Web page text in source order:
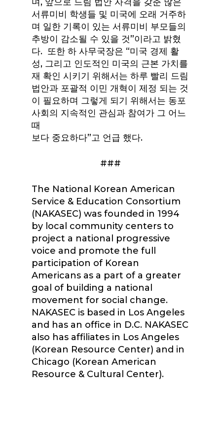
서류미비 학생들 및 미국에 오래 거주하
며 일한 기록이 있는 서류미비 부모들의
추방이 감소될 수 있을 것”이라고 밝혔
다. 또한 하 사무국장은 “미국 경제 활
성, 그리고 인도적인 미국의 근본 가치를
재 확인 시키기 위해서는 하루 빨리 드림
법안과 포괄적 이민 개혁이 제정 되는 것
이 필요하며 그렇게 되기 위해서는 동포
사회의 지속적인 관심과 참여가 그 어느
때
보다 중요하다”고 언급 했다.
###
The National Korean American
Service & Education Consortium
(NAKASEC) was founded in 1994
by local community centers to
project a national progressive
voice and promote the full
participation of Korean
Americans as a part of a greater
goal of building a national
movement for social change.
NAKASEC is based in Los Angeles
and has an office in D.C. NAKASEC
also has affiliates in Los Angeles
(Korean Resource Center) and in
Chicago (Korean American
Resource & Cultural Center).